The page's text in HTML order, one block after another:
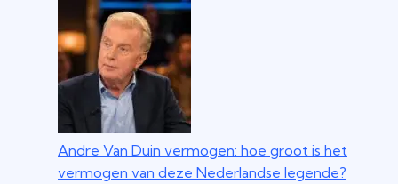
Andre Van Duin vermogen: hoe groot is het
vermogen van deze Nederlandse legende?